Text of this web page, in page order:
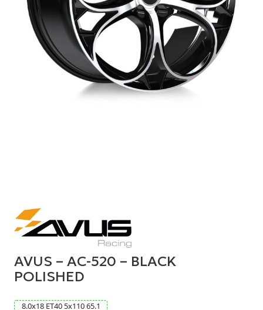
AVUS – AC-520 – BLACK
POLISHED
8.0x18 ET40 5x11065.1